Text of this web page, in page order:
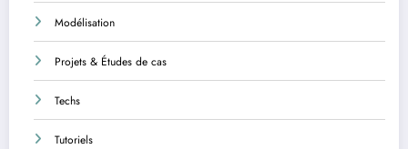
Modélisation
Projets & Études de cas
Techs
Tutoriels